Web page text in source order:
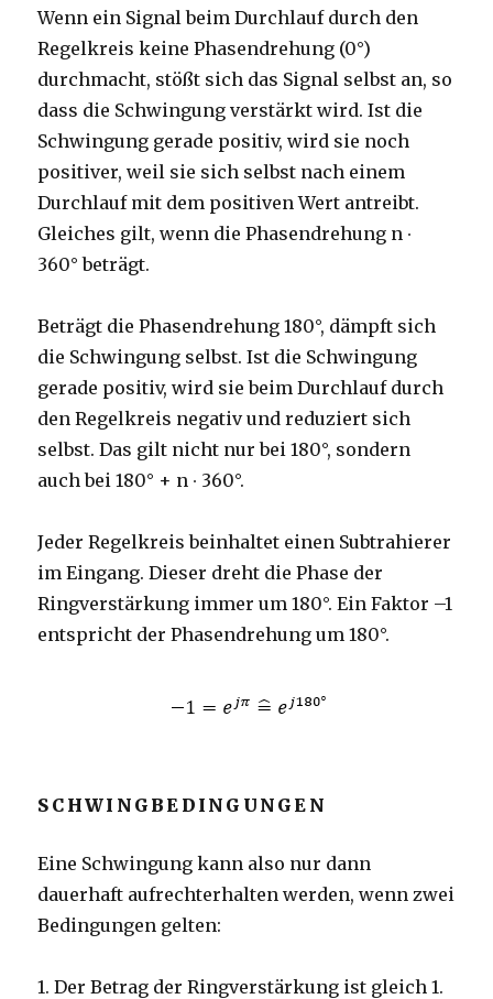
Wenn ein Signal beim Durchlauf durch den
Regelkreis keine Phasendrehung (0°)
durchmacht, stößt sich das Signal selbst an, so
dass die Schwingung verstärkt wird. Ist die
Schwingung gerade positiv, wird sie noch
positiver, weil sie sich selbst nach einem
Durchlauf mit dem positiven Wert antreibt.
Gleiches gilt, wenn die Phasendrehung n ∙
360° beträgt.
Beträgt die Phasendrehung 180°, dämpft sich
die Schwingung selbst. Ist die Schwingung
gerade positiv, wird sie beim Durchlauf durch
den Regelkreis negativ und reduziert sich
selbst. Das gilt nicht nur bei 180°, sondern
auch bei 180° + n ∙ 360°.
Jeder Regelkreis beinhaltet einen Subtrahierer
im Eingang. Dieser dreht die Phase der
Ringverstärkung immer um 180°. Ein Faktor –1
entspricht der Phasendrehung um 180°.
SCHWINGBEDINGUNGEN
Eine Schwingung kann also nur dann
dauerhaft aufrechterhalten werden, wenn zwei
Bedingungen gelten:
1. Der Betrag der Ringverstärkung ist gleich 1.